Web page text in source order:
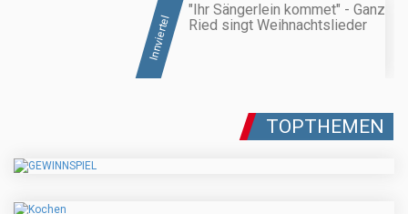
Innviertel
"Ihr Sängerlein kommet" - Ganz
Ried singt Weihnachtslieder
TOPTHEMEN